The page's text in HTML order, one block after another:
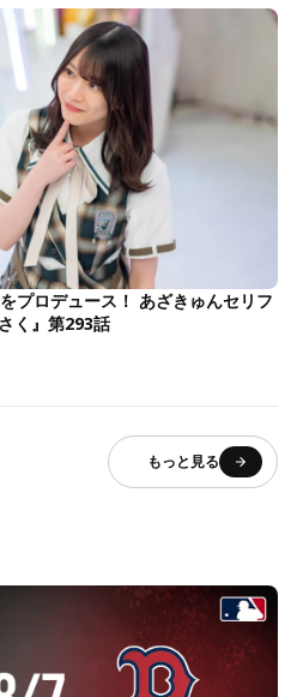
プロデュース！ あざきゅんセリフ
く』第293話
もっと見る